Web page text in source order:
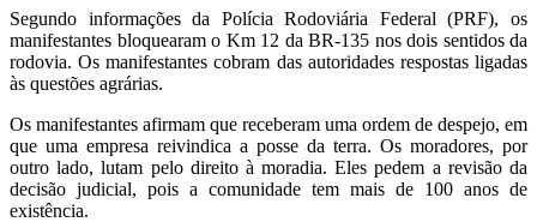
Segundo informações da Polícia Rodoviária Federal (PRF), os
manifestantes bloquearam o Km 12 da BR-135 nos dois sentidos da
rodovia. Os manifestantes cobram das autoridades respostas ligadas
às questões agrárias.
Os manifestantes afirmam que receberam uma ordem de despejo, em
que uma empresa reivindica a posse da terra. Os moradores, por
outro lado, lutam pelo direito à moradia. Eles pedem a revisão da
decisão judicial, pois a comunidade tem mais de 100 anos de
existência.